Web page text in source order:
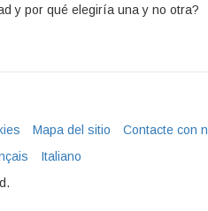
y por qué elegiría una y no otra?
Mapa del sitio
Contacte con
Italiano